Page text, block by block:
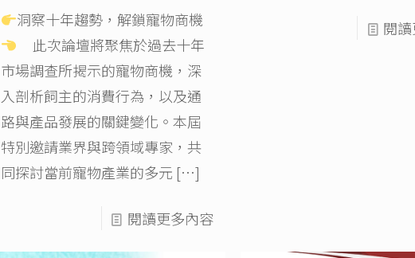
洞察十年趨勢，解鎖寵物商機
此次論壇將聚焦於過去十年
市場調查所揭示的寵物商機，深
入剖析飼主的消費行為，以及通
路與產品發展的關鍵變化。本屆
特別邀請業界與跨領域專家，共
同探討當前寵物產業的多元 […]
閱讀更多內容
閱